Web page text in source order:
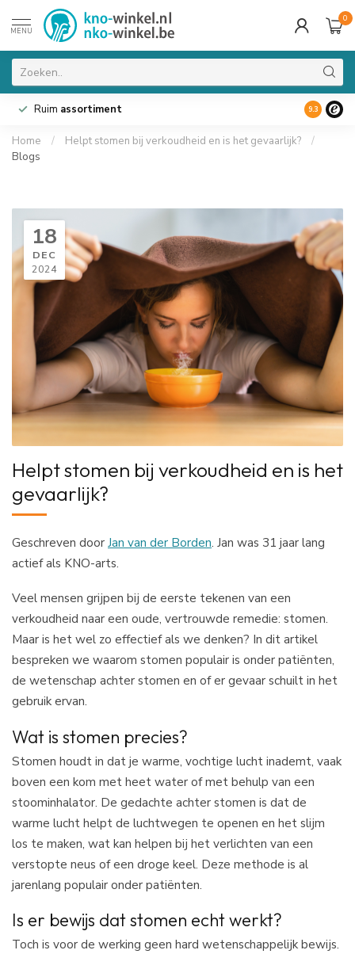
MENU
0
Ruim assortiment 9.3
Home / Helpt stomen bij verkoudheid en is het gevaarlijk?
/
Blogs
18
DEC
2024
Helpt stomen bij verkoudheid en is het
gevaarlijk?
Geschreven doorJan van der Borden. Jan was 31 jaar lang
actief als KNO-arts.
Veel mensen grijpen bij de eerste tekenen van een
verkoudheid naar een oude, vertrouwde remedie: stomen.
Maar is het wel zo effectief als we denken? In dit artikel
bespreken we waarom stomen populair is onder patiënten,
de wetenschap achter stomen en of er gevaar schuilt in het
gebruik ervan.
Wat is stomen precies?
Stomen houdt in dat je warme, vochtige lucht inademt, vaak
boven een kom met heet water of met behulp van een
stoominhalator. De gedachte achter stomen is dat de
warme lucht helpt de luchtwegen te openen en het slijm
los te maken, wat kan helpen bij het verlichten van een
verstopte neus of een droge keel. Deze methode is al
jarenlang populair onder patiënten.
Is er bewijs dat stomen echt werkt?
Toch is voor de werking geen hard wetenschappelijk bewijs.